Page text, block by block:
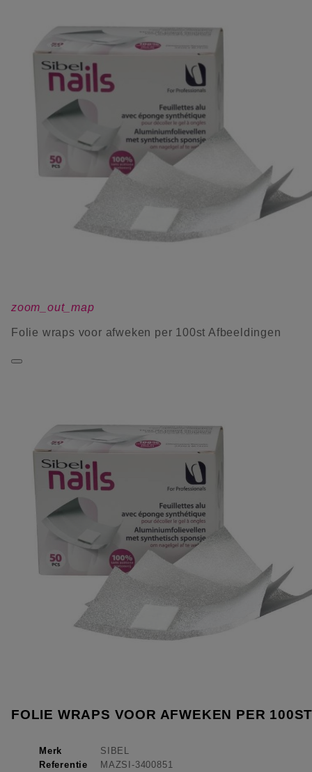
zoom_out_map
Folie wraps voor afweken per 100st Afbeeldingen
FOLIE WRAPS VOOR AFWEKEN PER
Merk
SIBEL
Referentie
MAZSI-3400851